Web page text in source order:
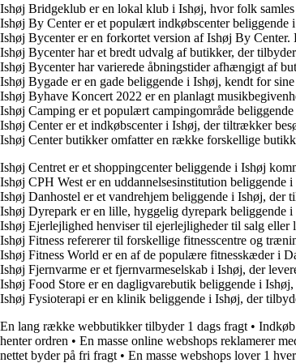
Ishøj Bridgeklub er en lokal klub i Ishøj, hvor folk
Ishøj By Center er et populært indkøbscenter beliggende
Ishøj Bycenter er en forkortet version af Ishøj By
Ishøj Bycenter har et bredt udvalg af butikker, der
Ishøj Bycenter har varierede åbningstider afhængigt af
Ishøj Bygade er en gade beliggende i Ishøj, kendt for
Ishøj Byhave Koncert 2022 er en planlagt
Ishøj Camping er et populært campingområde
Ishøj Center er et indkøbscenter i Ishøj, der tiltrækker
Ishøj Center butikker omfatter en række forskellige
Ishøj Centret er et shoppingcenter beliggende i Ishøj
Ishøj CPH West er en uddannelsesinstitution beliggende
Ishøj Danhostel er et vandrehjem beliggende i Ishøj, der
Ishøj Dyrepark er en lille, hyggelig dyrepark beliggende
Ishøj Ejerlejlighed henviser til ejerlejligheder til salg
Ishøj Fitness refererer til forskellige fitnesscentre og
Ishøj Fitness World er en af de populære fitnesskæder i
Ishøj Fjernvarme er et fjernvarmeselskab i Ishøj, der
Ishøj Food Store er en dagligvarebutik beliggende i
Ishøj Fysioterapi er en klinik beliggende i Ishøj, der
En lang række webbutikker tilbyder 1 dags fragt •
henter ordren • En masse online webshops reklamerer
nettet byder på fri fragt • En masse webshops lover 1